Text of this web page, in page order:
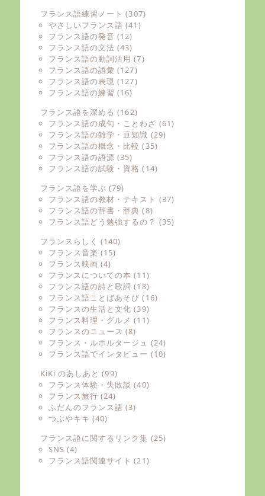
フランス語練習ノート (307)
やさしいフランス語 (41)
フランス語の発音 (12)
フランス語の文法 (43)
フランス語の動詞活用 (7)
フランス語の語彙 (127)
フランス語の表現 (127)
フランス語の練習 (16)
フランス語を深める (162)
フランス語の成句・ことわざ (61)
フランス語の雑学・豆知識 (29)
フランス語の概念・比較 (35)
フランス語の語源 (35)
フランス語の試験・資格 (14)
フランス語を学ぶ (79)
フランス語の教材・テキスト (37)
フランス語の辞書・辞典 (8)
フランス語どう勉強するの？ (35)
フランスらしく (140)
フランス音楽 (15)
フランス映画 (4)
フランスについての本 (11)
フランス語の詩と歌詞 (18)
フランス語ことばあそび (16)
フランスの生活と文化 (39)
フランス料理・グルメ (11)
フランスのニュース (8)
フランス・ルポルタージュ (24)
フランス語でインタビュー (10)
KiKi のあしあと (99)
フランス体験・失敗談 (40)
フランス旅行 (24)
ふだんのフランス語 (3)
つぶやキキ (40)
フランス語に関するリンク集 (25)
SNS (4)
フランス語関連サイト (21)